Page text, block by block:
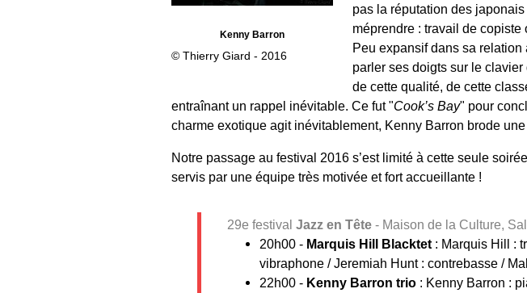
Kenny Barron
© Thierry Giard - 2016
pas la réputation des
méprendre : travail de
Peu expansif dans sa
parler ses doigts sur le
de cette qualité, de cette
entraînant un rappel inévitable. Ce fut "Cook’s Bay" pour
charme exotique agit inévitablement, Kenny Barron brode
Notre passage au festival 2016 s’est limité à cette seule
servis par une équipe très motivée et fort accueillante !
29e festival Jazz en Tête - Maison de la Culture,
20h00 - Marquis Hill Blacktet : Marquis Hill :
vibraphone / Jeremiah Hunt : contrebasse /
22h00 - Kenny Barron trio : Kenny Barron :